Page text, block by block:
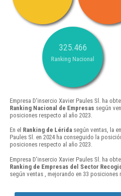
325.466
Ranking Nacional
Empresa D'insercio Xavier Paules Sl. ha
Ranking Nacional de Empresas según
posiciones respecto al año 2023.
En el Ranking de Lérida según ventas, la
Paules Sl. en 2024 ha conseguido la
posiciones respecto al año 2023.
Empresa D'insercio Xavier Paules Sl. ha
Ranking de Empresas del Sector
según ventas , mejorando en 33 posiciones